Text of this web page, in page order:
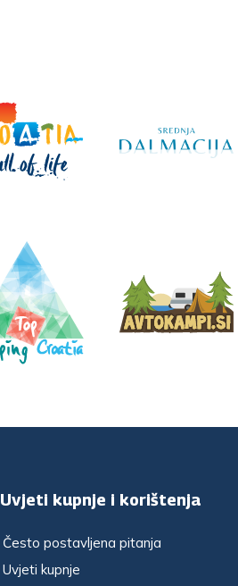
Uvjeti kupnje i korištenja
Često postavljena pitanja
Uvjeti kupnje